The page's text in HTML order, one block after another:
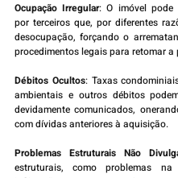
Ocupação Irregular: O imóvel pode
por terceiros que, por diferentes
desocupação, forçando o
procedimentos legais para retomar a
Débitos Ocultos: Taxas
ambientais e outros débitos
devidamente comunicados,
com dívidas anteriores à aquisição.
Problemas Estruturais Não
estruturais, como problemas